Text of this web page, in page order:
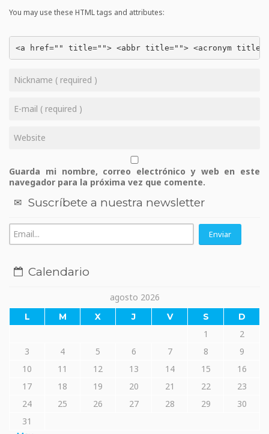
You may use these HTML tags and attributes:
<a href="" title=""> <abbr title=""> <acronym
Guarda mi nombre, correo electrónico y web en este
navegador para la próxima vez que comente.
Suscríbete a nuestra newsletter
Calendario
agosto 2026
L M X J V S D
1
2
3
4 5 6 7 8
9
10
11 12 13 14 15
16
17
18 19 20 21 22
23
24
25 26 27 28 29
30
31